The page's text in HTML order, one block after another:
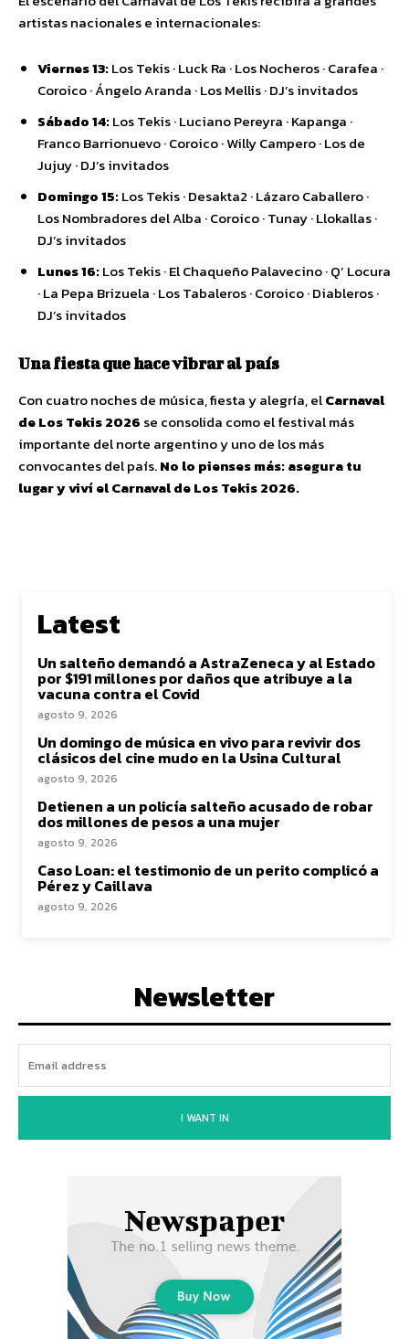
artistas nacionales e internacionales:
Viernes 13:Los Tekis · Luck Ra · Los Nocheros · Carafea ·
Coroico · Ángelo Aranda · Los Mellis · DJ’s invitados
Sábado 14:Los Tekis · Luciano Pereyra · Kapanga ·
Franco Barrionuevo · Coroico · Willy Campero · Los de
Jujuy · DJ’s invitados
Domingo 15:Los Tekis · Desakta2 · Lázaro Caballero ·
Los Nombradores del Alba · Coroico · Tunay · Llokallas ·
DJ’s invitados
Lunes 16:Los Tekis · El Chaqueño Palavecino · Q’ Locura
· La Pepa Brizuela · Los Tabaleros · Coroico · Diableros ·
DJ’s invitados
Una fiesta que hace vibrar al país
Con cuatro noches de música, fiesta y alegría, elCarnaval
de Los Tekis 2026 se consolida como el festival más
importante del norte argentino y uno de los más
convocantes del país.No lo pienses más: asegura tu
lugar y viví el Carnaval de Los Tekis 2026.
Latest
Un salteño demandó a AstraZeneca y al Estado
por $191 millones por daños que atribuye a la
vacuna contra el Covid
agosto 9, 2026
Un domingo de música en vivo para revivir dos
clásicos del cine mudo en la Usina Cultural
agosto 9, 2026
Detienen a un policía salteño acusado de robar
dos millones de pesos a una mujer
agosto 9, 2026
Caso Loan: el testimonio de un perito complicó a
Pérez y Caillava
agosto 9, 2026
Newsletter
I WANT IN